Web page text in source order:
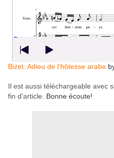
Bizet: Adieu de l'hôtesse arabe
Il est aussi téléchargeable avec
fin d'article. Bonne écoute!